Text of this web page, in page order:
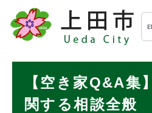
メニューを飛ば
キ
ー
ワ
検
【空き家Q&A集
関する相談全般